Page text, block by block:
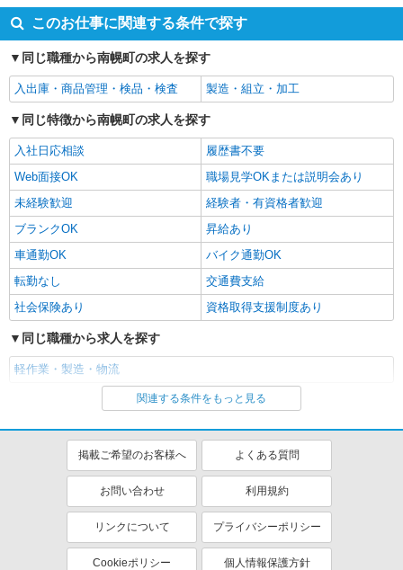
なし）
このお仕事に関連する条件で探す
同じ職種から南幌町の求人を探す
入出庫・商品管理・検品・検査 製造・組立・加工
同じ特徴から南幌町の求人を探す
入社日応相談
履歴書不要
Web面接OK
職場見学OKまたは説明会あり
未経験歓迎
経験者・有資格者歓迎
ブランクOK
昇給あり
車通勤OK
バイク通勤OK
転勤なし
交通費支給
社会保険あり
資格取得支援制度あり
同じ職種から求人を探す
軽作業・製造・物流
同じ特徴から求人を探す
未経験歓迎
車通勤OK
社会保険あり
関連する条件をもっと見る
掲載ご希望のお客様へ よくある質問
お問い合わせ 利用規約
リンクについて プライバシーポリシー
Cookieポリシー 個人情報保護方針